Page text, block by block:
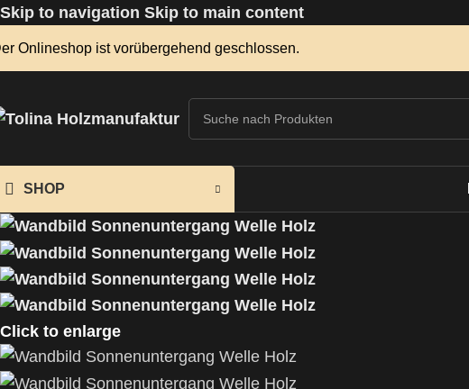
Skip to navigation Skip to main content
Onlineshop ist vorübergehend geschlossen.
SHOP
Click to enlarge